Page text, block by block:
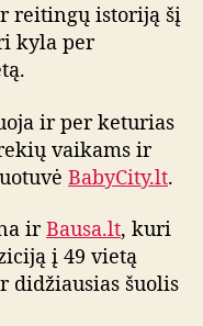
u
v
i
r
e
i
n
g
o
reitingų istoriją šį
kyla per
ir per keturias
vaikams ir
BabyCity.lt.
irBausa.lt, kuri
į 49 vietą
didžiausias šuolis